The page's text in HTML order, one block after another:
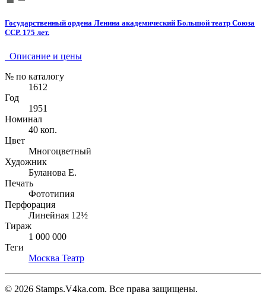
Государственный ордена Ленина академический Большой театр Союза
ССР. 175 лет.
Описание и цены
№ по каталогу
1612
Год
1951
Номинал
40 коп.
Цвет
Многоцветный
Художник
Буланова Е.
Печать
Фототипия
Перфорация
Линейная 12½
Тираж
1 000 000
Теги
Москва Театр
© 2026 Stamps.V4ka.com. Все права защищены.